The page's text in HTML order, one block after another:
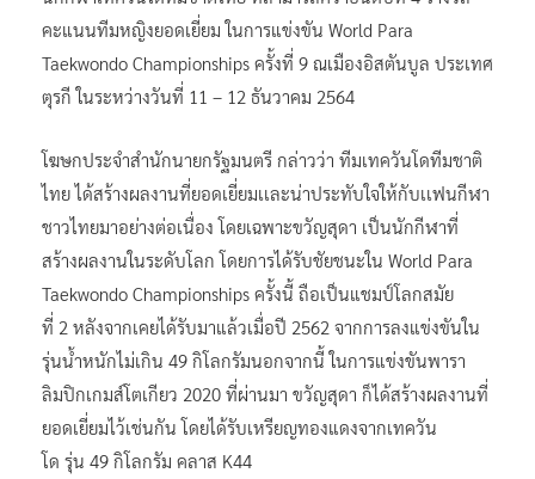
คะแนนทีมหญิงยอดเยี่ยม ในการแข่งขัน World Para
Taekwondo Championships ครั้งที่ 9 ณเมืองอิสตันบูล ประเทศ
ตุรกี ในระหว่างวันที่ 11 – 12 ธันวาคม 2564
โฆษกประจำสำนักนายกรัฐมนตรี กล่าวว่า ทีมเทควันโดทีมชาติ
ไทย ได้สร้างผลงานที่ยอดเยี่ยมเเละน่าประทับใจให้กับเเฟนกีฬา
ชาวไทยมาอย่างต่อเนื่อง โดยเฉพาะขวัญสุดา เป็นนักกีฬาที่
สร้างผลงานในระดับโลก โดยการได้รับชัยชนะใน World Para
Taekwondo Championships ครั้งนี้ ถือเป็นแชมป์โลกสมัย
ที่ 2 หลังจากเคยได้รับมาแล้วเมื่อปี 2562 จากการลงแข่งขันใน
รุ่นน้ำหนักไม่เกิน 49 กิโลกรัมนอกจากนี้ ในการแข่งขันพารา
ลิมปิกเกมส์โตเกียว 2020 ที่ผ่านมา ขวัญสุดา ก็ได้สร้างผลงานที่
ยอดเยี่ยมไว้เช่นกัน โดยได้รับเหรียญทองแดงจากเทควัน
โด รุ่น 49 กิโลกรัม คลาส K44